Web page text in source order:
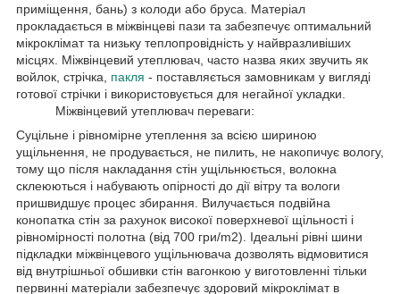
приміщення, бань) з колоди або бруса. Матеріал
прокладається в міжвінцеві пази та забезпечує оптимальний
мікроклімат та низьку теплопровідність у найвразливіших
місцях. Міжвінцевий утеплювач, часто назва яких звучить як
войлок, стрічка, пакля - поставляється замовникам у вигляді
готової стрічки і використовується для негайної укладки.
Міжвінцевий утеплювач переваги:
Суцільне і рівномірне утеплення за всією шириною
ущільнення, не продувається, не пилить, не накопичує вологу,
тому що після накладання стін ущільнюється, волокна
склеюються і набувають опірності до дії вітру та вологи
пришвидшує процес збирання. Вилучається подвійна
конопатка стін за рахунок високої поверхневої щільності і
рівномірності полотна (від 700 гри/m2). Ідеальні рівні шини
підкладки міжвінцевого ущільнювача дозволять відмовитися
від внутрішньої обшивки стін вагонкою у виготовленні тільки
первинні матеріали забезпечує здоровий мікроклімат в